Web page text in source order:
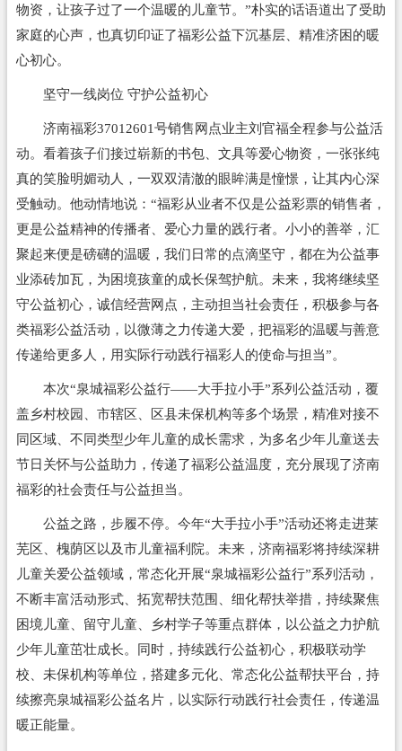
物资，让孩子过了一个温暖的儿童节。”朴实的话语道出了受助
家庭的心声，也真切印证了福彩公益下沉基层、精准济困的暖
心初心。
坚守一线岗位 守护公益初心
济南福彩37012601号销售网点业主刘官福全程参与公益活
动。看着孩子们接过崭新的书包、文具等爱心物资，一张张纯
真的笑脸明媚动人，一双双清澈的眼眸满是憧憬，让其内心深
受触动。他动情地说：“福彩从业者不仅是公益彩票的销售者，
更是公益精神的传播者、爱心力量的践行者。小小的善举，汇
聚起来便是磅礴的温暖，我们日常的点滴坚守，都在为公益事
业添砖加瓦，为困境孩童的成长保驾护航。未来，我将继续坚
守公益初心，诚信经营网点，主动担当社会责任，积极参与各
类福彩公益活动，以微薄之力传递大爱，把福彩的温暖与善意
传递给更多人，用实际行动践行福彩人的使命与担当”。
本次“泉城福彩公益行——大手拉小手”系列公益活动，覆
盖乡村校园、市辖区、区县未保机构等多个场景，精准对接不
同区域、不同类型少年儿童的成长需求，为多名少年儿童送去
节日关怀与公益助力，传递了福彩公益温度，充分展现了济南
福彩的社会责任与公益担当。
公益之路，步履不停。今年“大手拉小手”活动还将走进莱
芜区、槐荫区以及市儿童福利院。未来，济南福彩将持续深耕
儿童关爱公益领域，常态化开展“泉城福彩公益行”系列活动，
不断丰富活动形式、拓宽帮扶范围、细化帮扶举措，持续聚焦
困境儿童、留守儿童、乡村学子等重点群体，以公益之力护航
少年儿童茁壮成长。同时，持续践行公益初心，积极联动学
校、未保机构等单位，搭建多元化、常态化公益帮扶平台，持
续擦亮泉城福彩公益名片，以实际行动践行社会责任，传递温
暖正能量。